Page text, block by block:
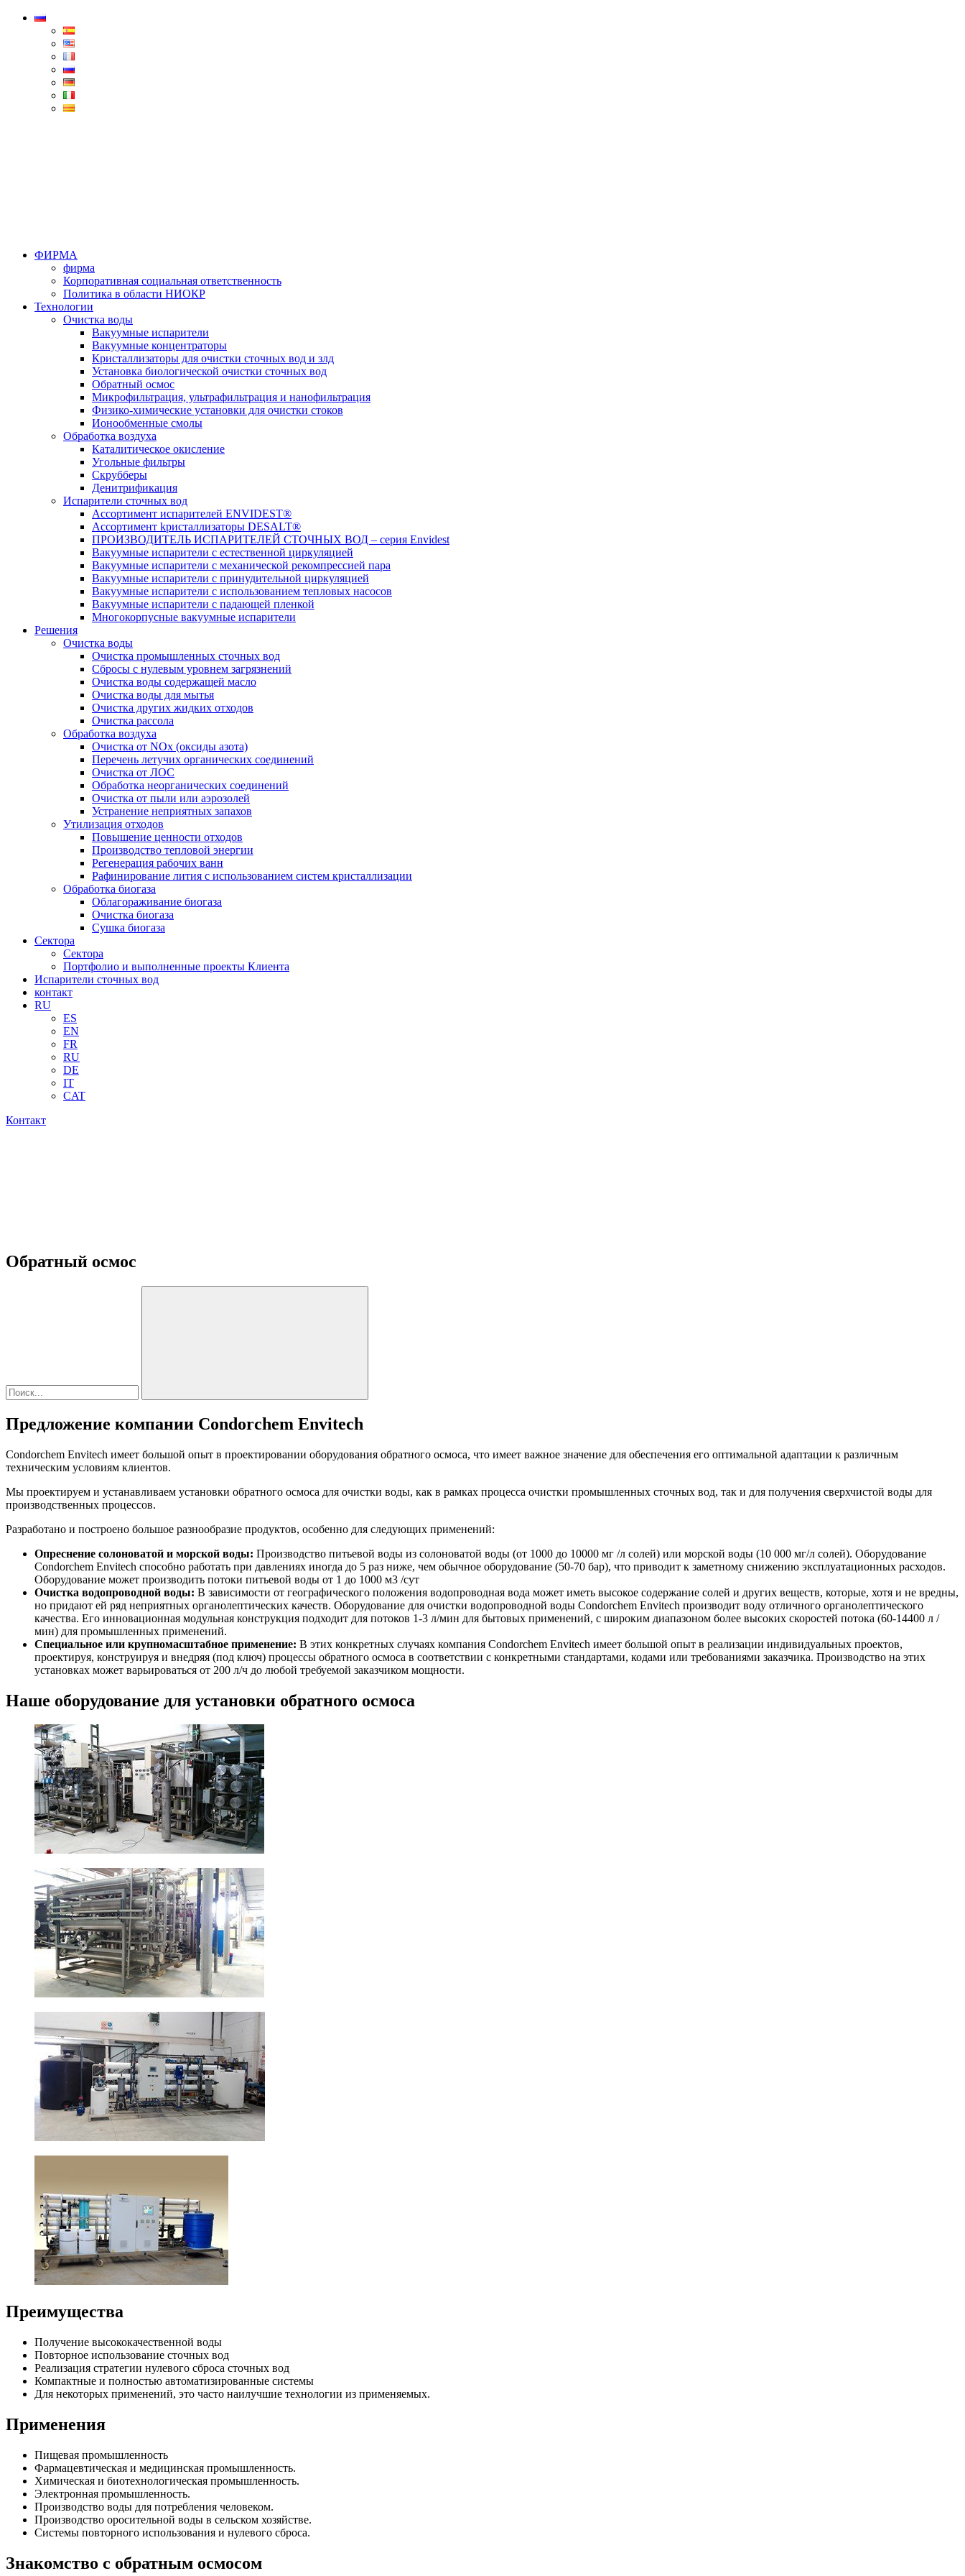
Condorchem
ФИРМА
фирма
Корпоративная социальная ответственность
Политика в области НИОКР
Технологии
Очистка воды
Вакуумные испарители
Вакуумные концентраторы
Кристаллизаторы для очистки сточных вод и злд
Установка биологической очистки сточных вод
Обратный осмос
Микрофильтрация, ультрафильтрация и нанофильтрация
Физико-химические установки для очистки стоков
Ионообменные смолы
Обработка воздуха
Каталитическое окисление
Угольные фильтры
Скрубберы
Денитрификация
Испарители сточных вод
Ассортимент испарителей ENVIDEST®
Ассортимент kристаллизаторы DESALT®
ПРОИЗВОДИТЕЛЬ ИСПАРИТЕЛЕЙ СТОЧНЫХ ВОД – серия Envidest
Вакуумные испарители с естественной циркуляцией
Вакуумные испарители с механической рекомпрессией пара
Вакуумные испарители с принудительной циркуляцией
Вакуумные испарители с использованием тепловых насосов
Вакуумные испарители с падающей пленкой
Многокорпусные вакуумные испарители
Решения
Очистка воды
Очистка промышленных сточных вод
Сбросы с нулевым уровнем загрязнений
Очистка воды содержащей масло
Очистка воды для мытья
Очистка других жидких отходов
Очистка рассола
Обработка воздуха
Очистка от NOx (оксиды азота)
Перечень летучих органических соединений
Очистка от ЛОС
Обработка неорганических соединений
Очистка от пыли или аэрозолей
Устранение неприятных запахов
Утилизация отходов
Повышение ценности отходов
Производство тепловой энергии
Регенерация рабочих ванн
Рафинирование лития с использованием систем кристаллизации
Обработка биогаза
Облагораживание биогаза
Очистка биогаза
Сушка биогаза
Сектора
Сектора
Портфолио и выполненные проекты Клиента
Испарители сточных вод
контакт
RU
ES
EN
FR
RU
DE
IT
CAT
Контакт
Обратный осмос
Поиск:
Предложение компании Condorchem Envitech
Condorchem Envitech имеет большой опыт в проектировании оборудования обратного осмоса, что имеет важное значение для обеспечения его оптимальной адаптации к различным
техническим условиям клиентов.
Мы проектируем и устанавливаем установки обратного осмоса для очистки воды, как в рамках процесса очистки промышленных сточных вод, так и для получения сверхчистой воды для
производственных процессов.
Разработано и построено большое разнообразие продуктов, особенно для следующих применений:
Опреснение солоноватой и морской воды: Производство питьевой воды из солоноватой воды (от 1000 до 10000 мг /л солей) или морской воды (10 000 мг/л солей). Оборудование
Condorchem Envitech способно работать при давлениях иногда до 5 раз ниже, чем обычное оборудование (50-70 бар), что приводит к заметному снижению эксплуатационных расходов.
Оборудование может производить потоки питьевой воды от 1 до 1000 м3 /сут
Очистка водопроводной воды: В зависимости от географического положения водопроводная вода может иметь высокое содержание солей и других веществ, которые, хотя и не вредны,
но придают ей ряд неприятных органолептических качеств. Оборудование для очистки водопроводной воды Condorchem Envitech производит воду отличного органолептического
качества. Его инновационная модульная конструкция подходит для потоков 1-3 л/мин для бытовых применений, с широким диапазоном более высоких скоростей потока (60-14400 л /
мин) для промышленных применений.
Специальное или крупномасштабное применение: В этих конкретных случаях компания Condorchem Envitech имеет большой опыт в реализации индивидуальных проектов,
проектируя, конструируя и внедряя (под ключ) процессы обратного осмоса в соответствии с конкретными стандартами, кодами или требованиями заказчика. Производство на этих
установках может варьироваться от 200 л/ч до любой требуемой заказчиком мощности.
Наше оборудование для установки обратного осмоса
Преимущества
Получение высококачественной воды
Повторное использование сточных вод
Реализация стратегии нулевого сброса сточных вод
Компактные и полностью автоматизированные системы
Для некоторых применений, это часто наилучшие технологии из применяемых.
Применения
Пищевая промышленность
Фармацевтическая и медицинская промышленность.
Химическая и биотехнологическая промышленность.
Электронная промышленность.
Производство воды для потребления человеком.
Производство оросительной воды в сельском хозяйстве.
Системы повторного использования и нулевого сброса.
Знакомство с обратным осмосом